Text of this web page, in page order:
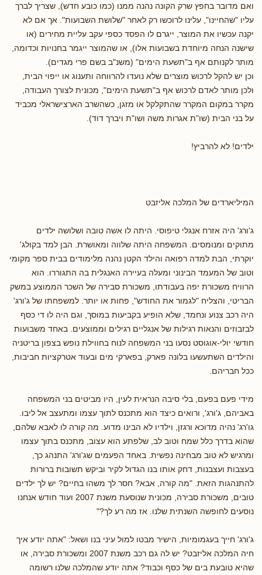
ואם מדובר בחפץ שרק הקונה נהנה ממנו (כמו כובע חדש), שצריך לברך
עליו "שהחיינו", עלינו לרוכשו רק לאחר "שלושת השבועות". אך אם לא
יקנה עכשיו את המוצר, ייגרם לו הפסד כספי עקב עליית מחירים (או
שישנה הנחה מיוחדת בשבועות אלו), או שהמוצר ייגמר בחנויות וכדומה,
מותר לקנותם אף ב"תשעת הימים" (משנ"ב בשם פרי מגדים).
וכן יש להקל לרכוש מוצרים שלא נועדו להרווחה ותענוג או ייפוי הבית,
ולכן מותר לאדם לרכוש אף ב"תשעת הימים", מכונית לצורך העבודה,
מקרר במקום המקרר שהתקלקל או מזגן, כשהשרב הארצישראלי מכביד
על בני הבית (שו"ת אגרות משה ושו"ת ויברך דוד).
ילדים! לא להרביץ!
המיליארדים של המלכה אליזבט
ג'ורג' היה אזרח אנגלי טיפוסי. היתה לו אשה טובה ושלושה ילדים
מתוקים ומנומסים. המשפחה היתה שלווה ומאושרת. הבן למד בקולג'
יוקרתי, הבת למדה רפואה והילד הקטן נהנה מלימודים בבית ספר מקומי
וטוב של המעמד הבינוני ומעלה בעיירה האנגלית בה התגוררו. הוא
הרוויח משכורת יפה בעבודתו, משכורת סבירה של השכר הממוצע במשק
הבריטי, והצליח "לגמור את החודש", פחות או יותר. למשפחתו של ג'ורג'
היה רכב צנוע ונחמד, שלא הופיע בקביעות במוסך, וגם היה לו די כסף
לבזבוזים והנאות רגילות של אנגליים רגילים וממוצעים. באחד משבועות
חודשי יולי-אוגוסט נסעו בני המשפחה לנוח בחווילת נופש בצפון בריטניה
והילדים השתעשעו בלונה פארק, בפארקי מים ובעוד אטרקציות חביבות,
ככל חבריהם.
מידי פעם בפעם, בלי סיבה הנראית לעין, היו מביטים בני המשפחה
באביהם, ג'ורג', ורואים כיצד הוא מתכנס לתוך עצמו ומתעצב אל ליבו.
גו'רג' נהיה מדוכא ורגזן, וילדיו לא הבינו מדוע. מה קורה לו לאבא שלהם,
שהוא בדרך כלל שמח וטוב לב, שלפתע הוא עצוב, מתכנס בתוך עצמו
ומרגיש לא טוב מבחינה נפשית. באחד הפעמים שג'ורג' התנהג כך,
בעצבות ועצבנות, דחק אותו בנו הגדול לקיר וביקש תשובות ברורות
להתנהגות הזאת. "מה קורה, אבא? חסר לך משהו בחיים? יש לך ילדים
טובים, משכורת סבירה, מכונית שנוסעת משנת 2007 ועוד חודש אנחנו
נוסעים לחופשה השנתית שלנו. אז מה רע לך?"
ג'ורג' חייך בעגמומיות, הישיר מבטו למול עיני בנו ושאל: "אתה יודע איך
חיה המלכה אליזבט? יש לה גם רכב משנת 2007 ומשכורת סבירה, או
שהיא טובעת בים של כסף וכבוד? אתה יודע שהמלכה שלנו רשומה